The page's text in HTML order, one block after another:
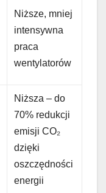
Niższe, mniej
intensywna
praca
wentylatorów
Niższa – do
70% redukcji
emisji CO₂
dzięki
oszczędności
energii